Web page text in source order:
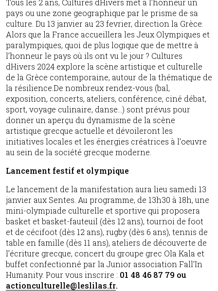
Tous les 2 ans, Cultures dHivers met a l’honneur un
pays ou une zone geographique par le prisme de sa
culture. Du 13 janvier au 23 fevrier, direction la Grèce.
Alors que la France accueillera les Jeux Olympiques et
paralympiques, quoi de plus logique que de mettre à
l’honneur le pays où ils ont vu le jour ? Cultures
dHivers 2024 explore la scène artistique et culturelle
de la Grèce contemporaine, autour de la thématique de
la résilience.De nombreux rendez-vous (bal,
exposition, concerts, ateliers, conférence, ciné débat,
sport, voyage culinaire, danse…) sont prévus pour
donner un aperçu du dynamisme de la scène
artistique grecque actuelle et dévoileront les
initiatives locales et les énergies créatrices à l’oeuvre
au sein de la société grecque moderne.
Lancement festif et olympique
Le lancement de la manifestation aura lieu samedi 13
janvier aux Sentes. Au programme, de 13h30 à 18h, une
mini-olympiade culturelle et sportive qui proposera
basket et basket-fauteuil (dès 12 ans), tournoi de foot
et de cécifoot (dès 12 ans), rugby (dès 6 ans), tennis de
table en famille (dès 11 ans), ateliers de découverte de
l’écriture grecque, concert du groupe grec Ola Kala et
buffet confectionné par la Junior association Fall’In
Humanity. Pour vous inscrire : 01 48 46 87 79 ou
actionculturelle@leslilas.fr.